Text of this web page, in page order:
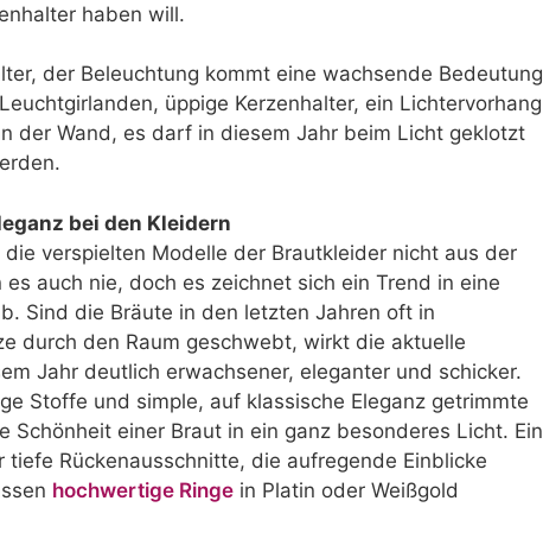
haben will.
der Beleuchtung kommt eine wachsende Bedeutung
üppige Kerzenhalter, ein Lichtervorhang
der Wand, es darf in diesem Jahr beim Licht geklotzt
bei den Kleidern
die verspielten Modelle der Brautkleider nicht aus der
auch nie, doch es zeichnet sich ein Trend in eine
Sind die Bräute in den letzten Jahren oft in
durch den Raum geschwebt, wirkt die aktuelle
Jahr deutlich erwachsener, eleganter und schicker.
Stoffe und simple, auf klassische Eleganz getrimmte
Schönheit einer Braut in ein ganz besonderes Licht. Ein
tiefe Rückenausschnitte, die aufregende Einblicke
hochwertige Ringe in Platin oder Weißgold